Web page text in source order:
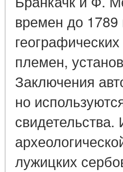
времен до 1789
племен,
Заключения
но
лужицких